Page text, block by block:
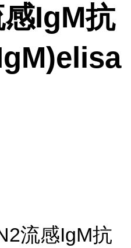
IgM抗
流感IgM抗